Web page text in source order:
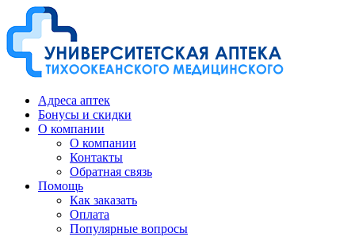
Адреса аптек
Бонусы и скидки
О компании
О компании
Контакты
Обратная связь
Помощь
Как заказать
Оплата
Популярные вопросы